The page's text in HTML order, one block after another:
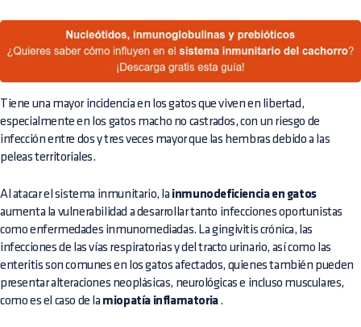
Tiene una mayor incidencia en los gatos que viven en libertad,
especialmente en los gatos macho no castrados, con un riesgo de
infección entre dos y tres veces mayor que las hembras debido a las
peleas territoriales.
Al atacar el sistema inmunitario, la inmunodeficiencia en gatos
aumenta la vulnerabilidad a desarrollar tanto infecciones oportunistas
como enfermedades inmunomediadas. La gingivitis crónica, las
infecciones de las vías respiratorias y del tracto urinario, así como las
enteritis son comunes en los gatos afectados, quienes también pueden
presentar alteraciones neoplásicas, neurológicas e incluso musculares,
como es el caso de la miopatía inflamatoria.